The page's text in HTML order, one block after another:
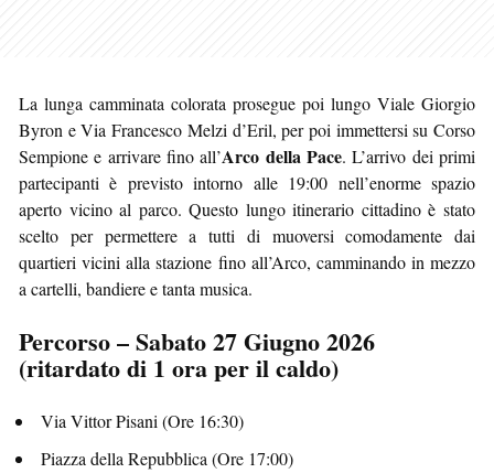
La lunga camminata colorata prosegue poi lungo Viale Giorgio
Byron e Via Francesco Melzi d’Eril, per poi immettersi su Corso
Sempione e arrivare fino all’Arco della Pace. L’arrivo dei primi
partecipanti è previsto intorno alle 19:00 nell’enorme spazio
aperto vicino al parco. Questo lungo itinerario cittadino è stato
scelto per permettere a tutti di muoversi comodamente dai
quartieri vicini alla stazione fino all’Arco, camminando in mezzo
a cartelli, bandiere e tanta musica.
Percorso – Sabato 27 Giugno 2026
(ritardato di 1 ora per il caldo)
Via Vittor Pisani (Ore 16:30)
Piazza della Repubblica (Ore 17:00)